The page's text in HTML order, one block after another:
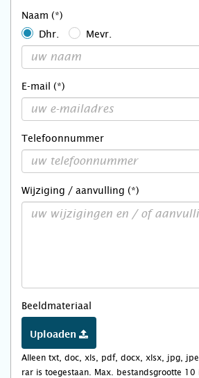
Naam (*)
Dhr.
Mevr.
E-mail (*)
Telefoonnummer
Wijziging / aanvulling (*)
Beeldmateriaal
Uploaden
Alleen txt, doc, xls, pdf, docx, xlsx, jpg,
rar is toegestaan. Max. bestandsgrootte 10